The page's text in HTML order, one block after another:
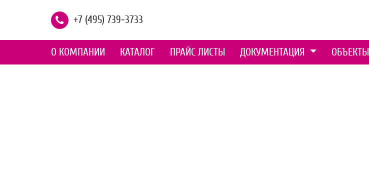
+7 (495) 739-3733
О КОМПАНИИ КАТАЛОГ ПРАЙС ЛИСТЫ ДОКУМЕНТАЦИЯ ОБЪЕКТЫ